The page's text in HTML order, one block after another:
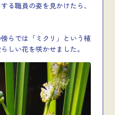
る職員の姿を見かけたら、
らでは「ミクリ」という植
しい花を咲かせました。